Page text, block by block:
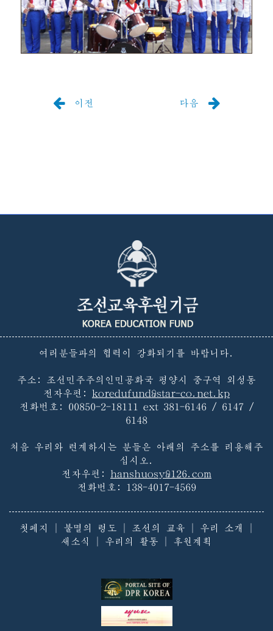
이전 다음
여러분들과의 협력이 강화되기를 바랍니다.
주소: 조선민주주의인민공화국 평양시 중구역 외성동
전자우편: koredufund@star-co.net.kp
전화번호:
00850-2-18111 ext 381-6146 / 6147 /
6148
처음 우리와 련계하시는 분들은 아래의 주소를 리용해주
십시오.
전자우편: hanshuosy@126.com
전화번호: 138-4017-4569
첫페지 불멸의 령도 조선의 교육 우리 소개
새소식
우리의 활동 후원계획